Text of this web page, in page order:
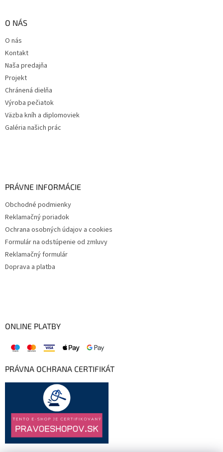
O NÁS
O nás
Kontakt
Naša predajňa
Projekt
Chránená dielňa
Výroba pečiatok
Väzba kníh a diplomoviek
Galéria našich prác
PRÁVNE INFORMÁCIE
Obchodné podmienky
Reklamačný poriadok
Ochrana osobných údajov a cookies
Formulár na odstúpenie od zmluvy
Reklamačný formulár
Doprava a platba
ONLINE PLATBY
PRÁVNA OCHRANA CERTIFIKÁT